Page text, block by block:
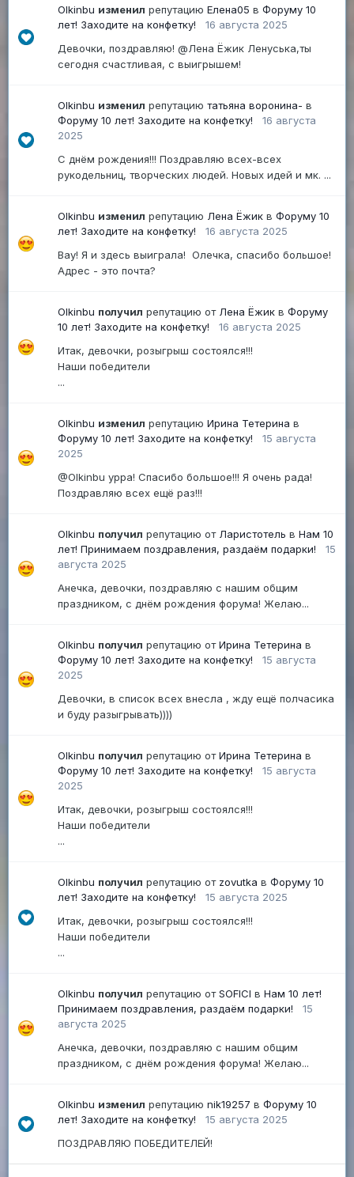
Olkinbu изменил репутацию Елена05 в Форуму 10
лет! Заходите на конфетку!
16 августа 2025
Девочки, поздравляю! @Лена Ёжик Ленуська,ты
сегодня счастливая, с выигрышем!
Olkinbu изменил репутацию татьяна воронина- в
Форуму 10 лет! Заходите на конфетку!
16 августа
2025
С днём рождения!!! Поздравляю всех-всех
рукодельниц, творческих людей. Новых идей и мк. ...
Olkinbu изменил репутацию Лена Ёжик в Форуму 10
лет! Заходите на конфетку!
16 августа 2025
Вау! Я и здесь выиграла! Олечка, спасибо большое!
Адрес - это почта?
Olkinbu получил репутацию от Лена Ёжик в Форуму
10 лет! Заходите на конфетку!
16 августа 2025
Итак, девочки, розыгрыш состоялся!!!
Наши победители
...
Olkinbu изменил репутацию Ирина Тетерина в
Форуму 10 лет! Заходите на конфетку!
15 августа
2025
@Olkinbu урра! Спасибо большое!!! Я очень рада!
Поздравляю всех ещё раз!!!
Olkinbu получил репутацию от Ларистотель в Нам 10
лет! Принимаем поздравления, раздаём подарки!
15
августа 2025
Анечка, девочки, поздравляю с нашим общим
праздником, с днём рождения форума! Желаю...
Olkinbu получил репутацию отИрина Тетерина в
Форуму 10 лет! Заходите на конфетку!
15 августа
2025
Девочки, в список всех внесла , жду ещё полчасика
и буду разыгрывать))))
Olkinbu получил репутацию отИрина Тетерина в
Форуму 10 лет! Заходите на конфетку!
15 августа
2025
Итак, девочки, розыгрыш состоялся!!!
Наши победители
...
Olkinbu получил репутацию от zovutka в Форуму 10
лет! Заходите на конфетку!
15 августа 2025
Итак, девочки, розыгрыш состоялся!!!
Наши победители
...
Olkinbu получил репутацию отSOFICI в Нам 10 лет!
Принимаем поздравления, раздаём подарки!
15
августа 2025
Анечка, девочки, поздравляю с нашим общим
праздником, с днём рождения форума! Желаю...
Olkinbu изменил репутацию nik19257 в Форуму 10
лет! Заходите на конфетку!
15 августа 2025
ПОЗДРАВЛЯЮ ПОБЕДИТЕЛЕЙ!